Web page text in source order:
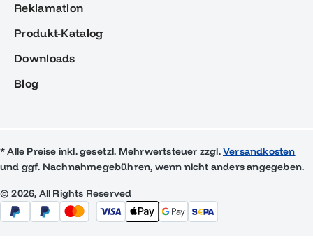
Reklamation
Produkt-Katalog
Downloads
Blog
* Alle Preise inkl. gesetzl. Mehrwertsteuer zzgl.Versandkosten
und ggf. Nachnahmegebühren, wenn nicht anders angegeben.
© 2026, All Rights Reserved